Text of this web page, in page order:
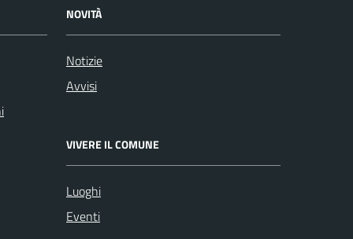
NOVITÀ
Notizie
Avvisi
VIVERE IL COMUNE
Luoghi
Eventi